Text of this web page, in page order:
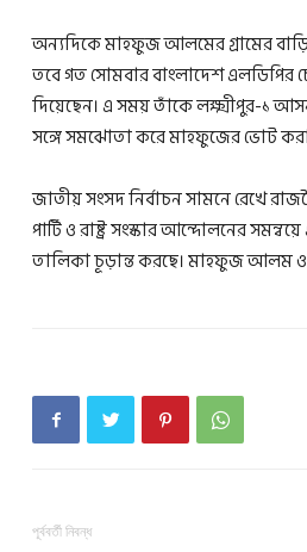
অন্যদিকে মাহফুজ আলমের গ্রামের বাড়ি
তবে গত সোমবার বাংলাদেশ এলডিপির
দিয়েছেন। এ সময় তাঁকে লক্ষ্মীপুর-১
সঙ্গে সমঝোতা করে মাহফুজের ভোট করার
জাতীয় সংসদ নির্বাচন সামনে রেখে
পার্টি ও রাষ্ট্র সংস্কার আন্দোলনের
তালিকা চূড়ান্ত করছে। মাহফুজ আলম ও
পূর্ববর্তী নিবন্ধ